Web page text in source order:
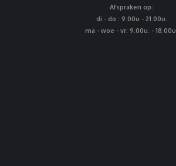
Afspraken op:
di - do : 9.00u - 21.00u.
ma - woe - vr: 9.00u. - 18.00u.